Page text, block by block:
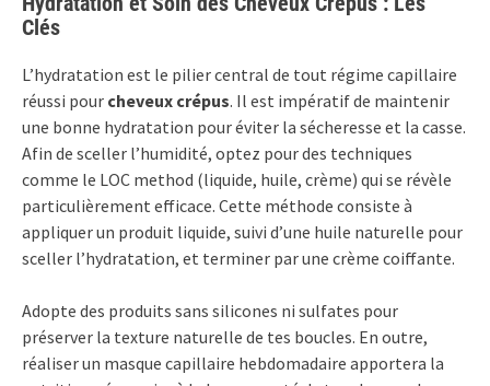
Clés
L’hydratation est le pilier central de tout régime capillaire
réussi pour cheveux crépus. Il est impératif de maintenir
une bonne hydratation pour éviter la sécheresse et la casse.
Afin de sceller l’humidité, optez pour des techniques
comme le LOC method (liquide, huile, crème) qui se révèle
particulièrement efficace. Cette méthode consiste à
appliquer un produit liquide, suivi d’une huile naturelle pour
sceller l’hydratation, et terminer par une crème coiffante.
Adopte des produits sans silicones ni sulfates pour
préserver la texture naturelle de tes boucles. En outre,
réaliser un masque capillaire hebdomadaire apportera la